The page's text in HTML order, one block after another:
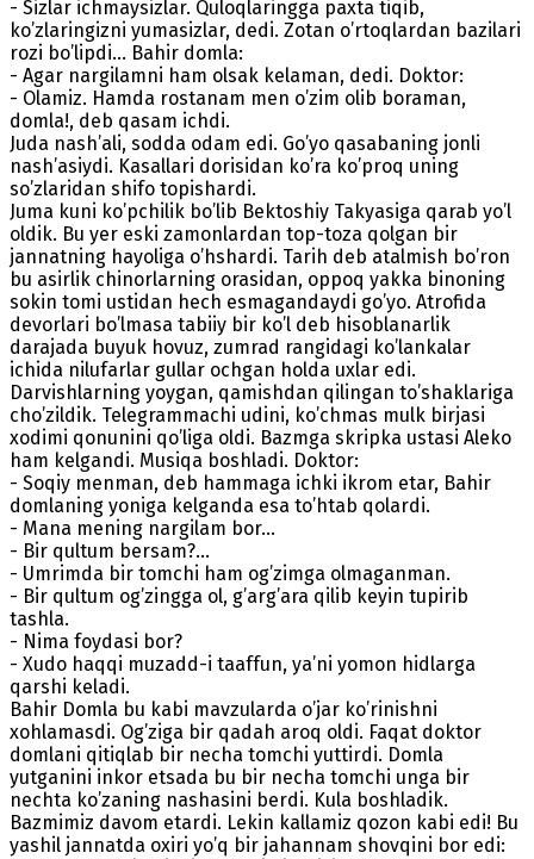
- Sizlar ichmaysizlar. Quloqlaringga paxta tiqib,
ko’zlaringizni yumasizlar, dedi. Zotan o’rtoqlardan bazilari
rozi bo’lipdi… Bahir domla:
- Agar nargilamni ham olsak kelaman, dedi. Doktor:
- Olamiz. Hamda rostanam men o’zim olib boraman,
domla!, deb qasam ichdi.
Juda nash’ali, sodda odam edi. Go’yo qasabaning jonli
nash’asiydi. Kasallari dorisidan ko’ra ko’proq uning
so’zlaridan shifo topishardi.
Juma kuni ko’pchilik bo’lib Bektoshiy Takyasiga qarab yo’l
oldik. Bu yer eski zamonlardan top-toza qolgan bir
jannatning hayoliga o’hshardi. Tarih deb atalmish bo’ron
bu asirlik chinorlarning orasidan, oppoq yakka binoning
sokin tomi ustidan hech esmagandaydi go’yo. Atrofida
devorlari bo’lmasa tabiiy bir ko’l deb hisoblanarlik
darajada buyuk hovuz, zumrad rangidagi ko’lankalar
ichida nilufarlar gullar ochgan holda uxlar edi.
Darvishlarning yoygan, qamishdan qilingan to’shaklariga
cho’zildik. Telegrammachi udini, ko’chmas mulk birjasi
xodimi qonunini qo’liga oldi. Bazmga skripka ustasi Aleko
ham kelgandi. Musiqa boshladi. Doktor:
- Soqiy menman, deb hammaga ichki ikrom etar, Bahir
domlaning yoniga kelganda esa to’htab qolardi.
- Mana mening nargilam bor…
- Bir qultum bersam?...
- Umrimda bir tomchi ham og’zimga olmaganman.
- Bir qultum og’zingga ol, g’arg’ara qilib keyin tupirib
tashla.
- Nima foydasi bor?
- Xudo haqqi muzadd-i taaffun, ya’ni yomon hidlarga
qarshi keladi.
Bahir Domla bu kabi mavzularda o’jar ko’rinishni
xohlamasdi. Og’ziga bir qadah aroq oldi. Faqat doktor
domlani qitiqlab bir necha tomchi yuttirdi. Domla
yutganini inkor etsada bu bir necha tomchi unga bir
nechta ko’zaning nashasini berdi. Kula boshladik.
Bazmimiz davom etardi. Lekin kallamiz qozon kabi edi! Bu
yashil jannatda oxiri yo’q bir jahannam shovqini bor edi: